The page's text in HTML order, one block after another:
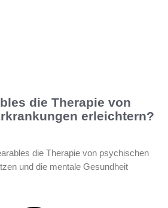
die Therapie von
erleichtern?
die Therapie von psychischen
und die mentale Gesundheit